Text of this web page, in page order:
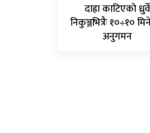
दाह्रा काटिएको ध्रुर्वे
निकुञ्जभित्रैः १०÷१०
अनुगमन